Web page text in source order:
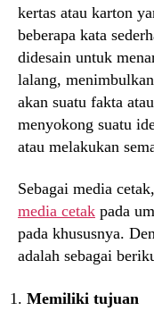
kertas atau karton
beberapa kata
didesain untuk
lalang,
akan suatu fakta
menyokong suatu
atau melakukan
Sebagai media
media cetak pada
pada khususnya.
adalah sebagai
Memiliki tujuan